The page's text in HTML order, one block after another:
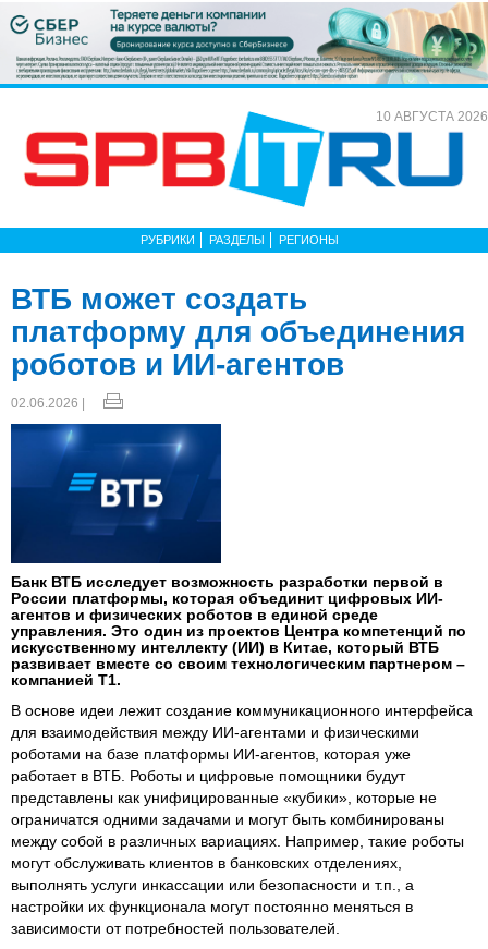
10 АВГУСТА 2026
РУБРИКИ РАЗДЕЛЫ РЕГИОНЫ
ВТБ может создать
платформу для объединения
роботов и ИИ-агентов
02.06.2026 |
Банк ВТБ исследует возможность разработки первой в
России платформы, которая объединит цифровых ИИ-
агентов и физических роботов в единой среде
управления. Это один из проектов Центра компетенций по
искусственному интеллекту (ИИ) в Китае, который ВТБ
развивает вместе со своим технологическим партнером –
компанией Т1.
В основе идеи лежит создание коммуникационного интерфейса
для взаимодействия между ИИ-агентами и физическими
роботами на базе платформы ИИ-агентов, которая уже
работает в ВТБ. Роботы и цифровые помощники будут
представлены как унифицированные «кубики», которые не
ограничатся одними задачами и могут быть комбинированы
между собой в различных вариациях. Например, такие роботы
могут обслуживать клиентов в банковских отделениях,
выполнять услуги инкассации или безопасности и т.п., а
настройки их функционала могут постоянно меняться в
зависимости от потребностей пользователей.